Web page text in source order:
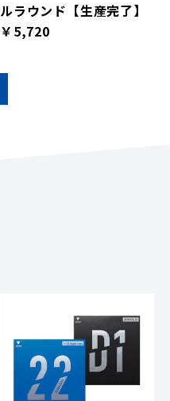
ルラウンド【生産完了】
￥5,720